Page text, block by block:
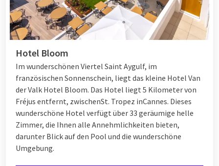
Hotel Bloom
Im wunderschönen Viertel Saint Aygulf, im
französischen Sonnenschein, liegt das kleine Hotel Van
der Valk Hotel Bloom. Das Hotel liegt 5 Kilometer von
Fréjus entfernt, zwischenSt. Tropez inCannes. Dieses
wunderschöne Hotel verfügt über 33 geräumige helle
Zimmer, die Ihnen alle Annehmlichkeiten bieten,
darunter Blick auf den Pool und die wunderschöne
Umgebung.